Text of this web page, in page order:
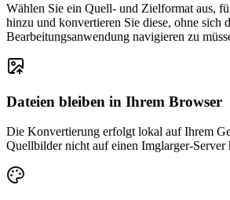
Wählen Sie ein Quell- und Zielformat aus,
hinzu und konvertieren Sie diese, ohne sich
Bearbeitungsanwendung navigieren zu
Dateien bleiben in Ihrem Browser
Die Konvertierung erfolgt lokal auf Ihrem
Quellbilder nicht auf einen Imglarger-Server